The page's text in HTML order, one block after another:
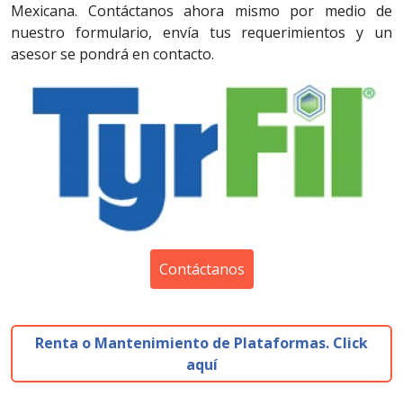
Mexicana. Contáctanos ahora mismo por medio de
nuestro formulario, envía tus requerimientos y un
asesor se pondrá en contacto.
Contáctanos
Renta o Mantenimiento de Plataformas. Click
aquí